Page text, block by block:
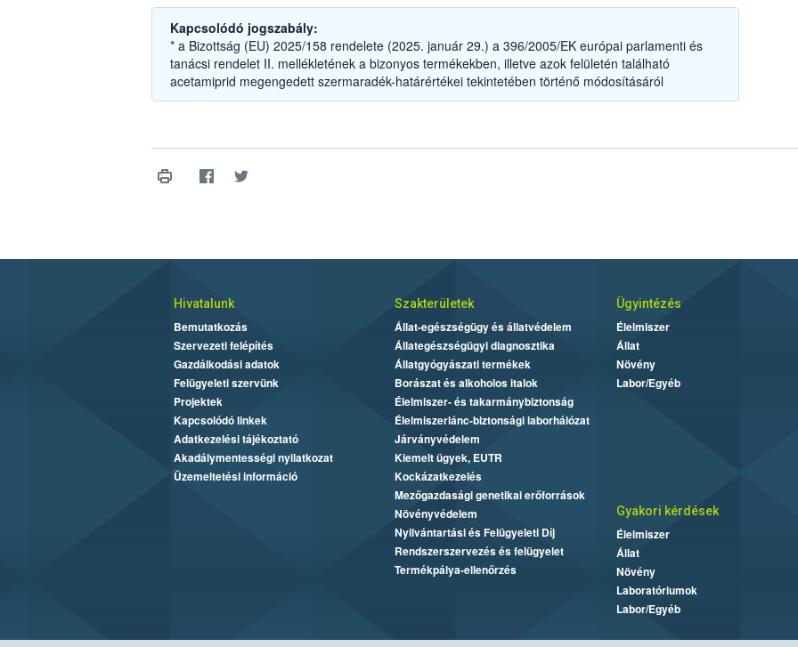
Kapcsolódó jogszabály:
* a Bizottság (EU) 2025/158 rendelete (2025. január 29.) a 396/2005/EK európai parlamenti és
tanácsi rendelet II. mellékletének a bizonyos termékekben, illetve azok felületén található
acetamiprid megengedett szermaradék-határértékei tekintetében történő módosításáról
Hivatalunk
Bemutatkozás
Szervezeti felépítés
Gazdálkodási adatok
Felügyeleti szervünk
Projektek
Kapcsolódó linkek
Adatkezelési tájékoztató
Akadálymentességi nyilatkozat
Üzemeltetési információ
Szakterületek
Állat-egészségügy és állatvédelem
Állategészségügyi diagnosztika
Állatgyógyászati termékek
Borászat és alkoholos italok
Élelmiszer- és takarmánybiztonság
Élelmiszerlánc-biztonsági laborhálózat
Járványvédelem
Kiemelt ügyek, EUTR
Kockázatkezelés
Mezőgazdasági genetikai erőforrások
Növényvédelem
Nyilvántartási és Felügyeleti Díj
Rendszerszervezés és felügyelet
Termékpálya-ellenőrzés
Ügyintézés
Élelmiszer
Állat
Növény
Labor/Egyéb
Gyakori kérdések
Élelmiszer
Állat
Növény
Laboratóriumok
Labor/Egyéb